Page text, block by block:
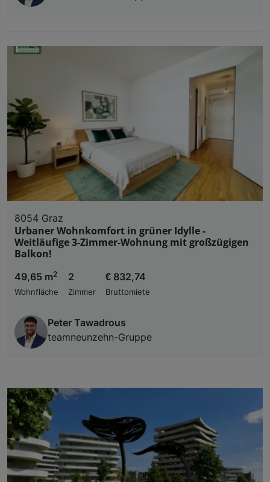
8054 Graz
Urbaner Wohnkomfort in grüner Idylle -
Weitläufige 3-Zimmer-Wohnung mit großzügigen
Balkon!
49,65 m2
Wohnfläche
2
Zimmer
€ 832,74
Bruttomiete
Peter Tawadrous
teamneunzehn-Gruppe